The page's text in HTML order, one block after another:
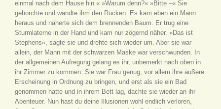
einmal nach dem Hause hin.« »Warum denn?« »Bitte –« Sie
gehorchte und wandte ihm den Rücken. Es kam eben ein Mann
heraus und näherte sich dem brennenden Baum. Er trug eine
Sturmlaterne in der Hand und kam nur zögernd näher. »Das ist
Stephens«, sagte sie und drehte sich wieder um. Aber sie war
allein, der Mann mit der schwarzen Maske war verschwunden. In
der allgemeinen Aufregung gelang es ihr, unbemerkt nach oben in
ihr Zimmer zu kommen. Sie war Frau genug, vor allem ihre äußere
Erscheinung in Ordnung zu bringen, und erst als sie ein Bad
genommen hatte und in ihrem Bett lag, dachte sie wieder an ihr
Abenteuer. Nun hast du deine Illusionen wohl endlich verloren,